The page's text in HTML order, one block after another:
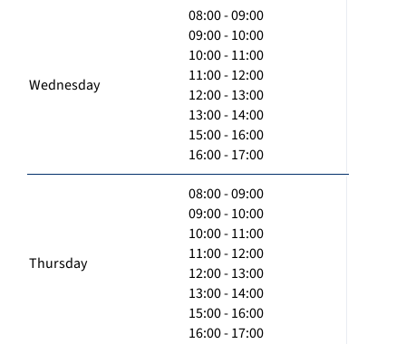
Wednesday
08:00 - 09:00
09:00 - 10:00
10:00 - 11:00
11:00 - 12:00
12:00 - 13:00
13:00 - 14:00
15:00 - 16:00
16:00 - 17:00
Thursday
08:00 - 09:00
09:00 - 10:00
10:00 - 11:00
11:00 - 12:00
12:00 - 13:00
13:00 - 14:00
15:00 - 16:00
16:00 - 17:00